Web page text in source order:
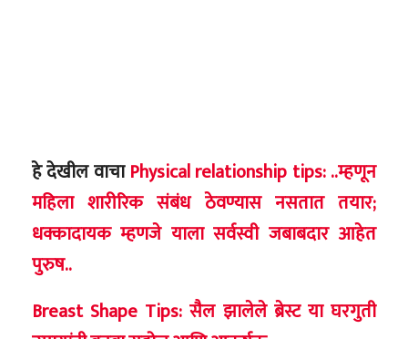
हे देखील वाचाPhysical relationship tips: ..म्हणून
महिला शारीरिक संबंध ठेवण्यास नसतात तयार;
धक्कादायक म्हणजे याला सर्वस्वी जबाबदार आहेत
पुरुष..
Breast Shape Tips: सैल झालेले ब्रेस्ट या घरगुती